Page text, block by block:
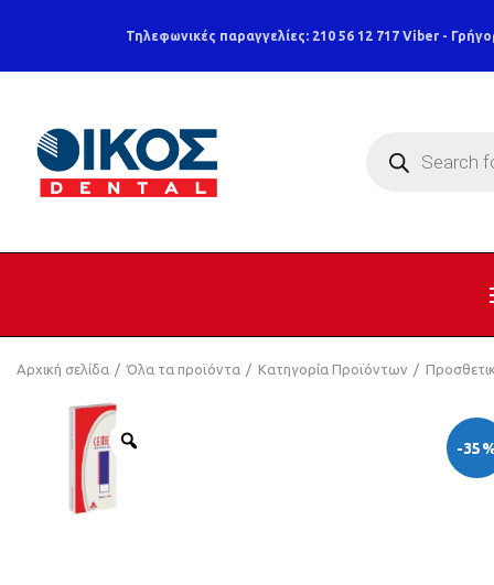
Τηλεφωνικές παραγγελίες: 210 56 12 717 Viber -
search
Αρχική σελίδα Όλα τα προϊόντα Κατηγορία Προϊόντων
-